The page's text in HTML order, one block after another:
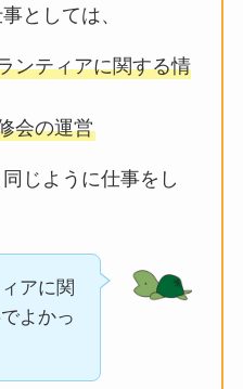
としては、
ンティアに関する情
会の運営
じように仕事をし
アに関
よかっ